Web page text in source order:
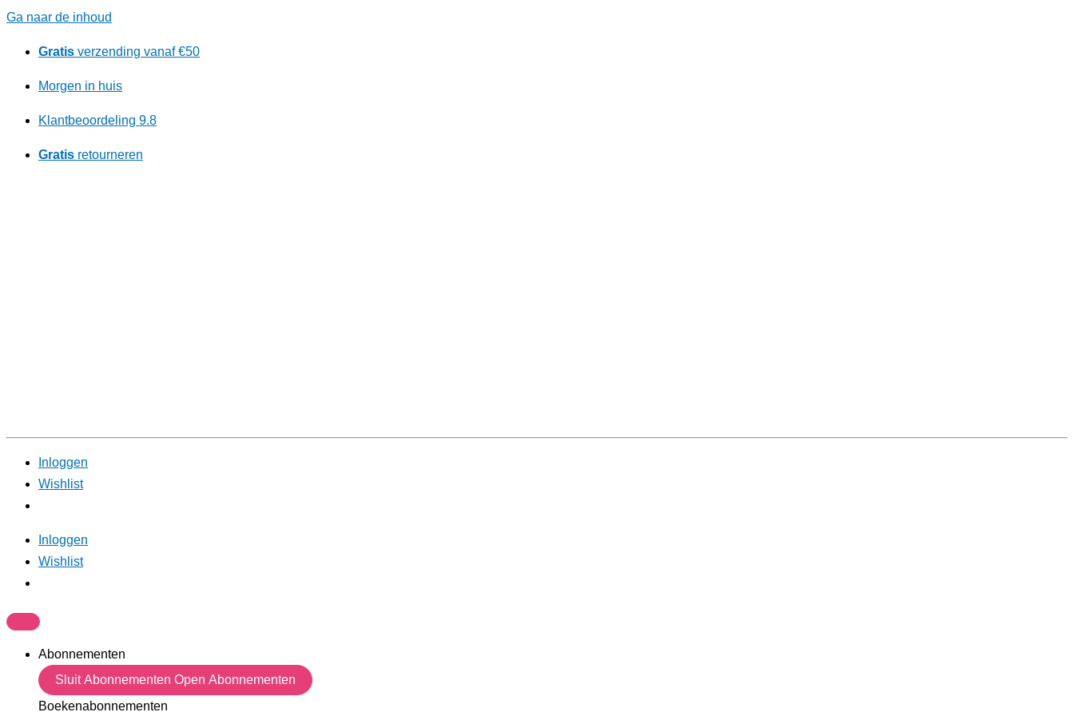
Ga naar de inhoud
Gratisverzending vanaf €50
Morgen in huis
Klantbeoordeling 9.8
Gratisretourneren
Inloggen
Wishlist
Inloggen
Wishlist
Abonnementen
Sluit Abonnementen Open Abonnementen
Boekenabonnementen